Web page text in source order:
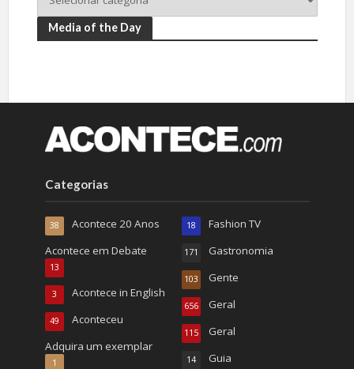
Media of the Day
Categorias
Acontece 20 Anos
38
Acontece em Debate
13
Acontece in English
3
Aconteceu
49
Adquira um exemplar
1
Fashion TV
18
Gastronomia
171
Gente
103
Geral
656
Geral
115
Guia
14